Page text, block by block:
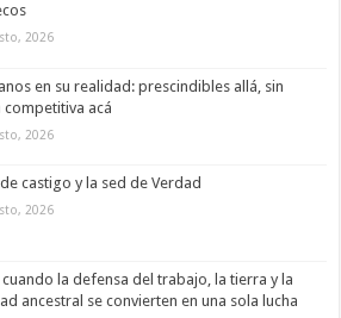
2026
en su realidad: prescindibles allá, sin
competitiva acá
2026
castigo y la sed de Verdad
2026
cuando la defensa del trabajo, la tierra y la
ancestral se convierten en una sola lucha